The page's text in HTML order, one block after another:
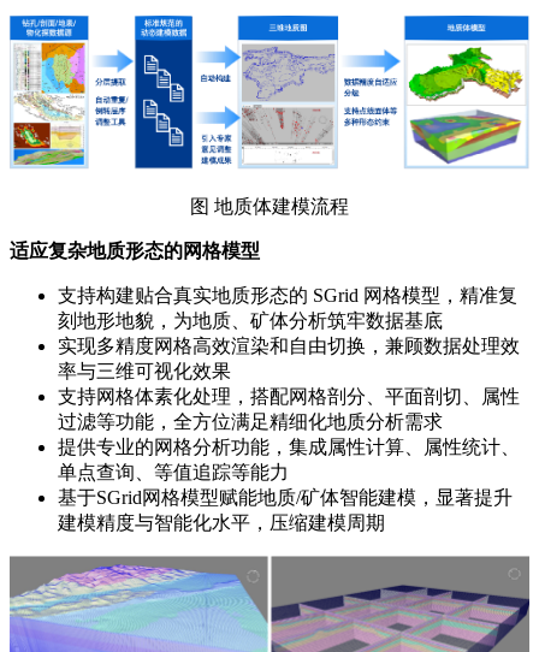
图 地质体建模流程
适应复杂地质形态的网格模型
支持构建贴合真实地质形态的 SGrid 网格模型，精准复
刻地形地貌，为地质、矿体分析筑牢数据基底
实现多精度网格高效渲染和自由切换，兼顾数据处理效
率与三维可视化效果
支持网格体素化处理，搭配网格剖分、平面剖切、属性
过滤等功能，全方位满足精细化地质分析需求
提供专业的网格分析功能，集成属性计算、属性统计、
单点查询、等值追踪等能力
基于SGrid网格模型赋能地质/矿体智能建模，显著提升
建模精度与智能化水平，压缩建模周期